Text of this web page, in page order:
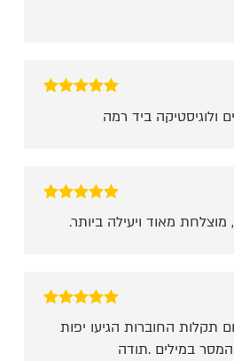
ולוגיסטיקה ביד רמה
מאוד ויעילה ביותר.
תקלות החוברות הגיעו יפות
במילים .תודה